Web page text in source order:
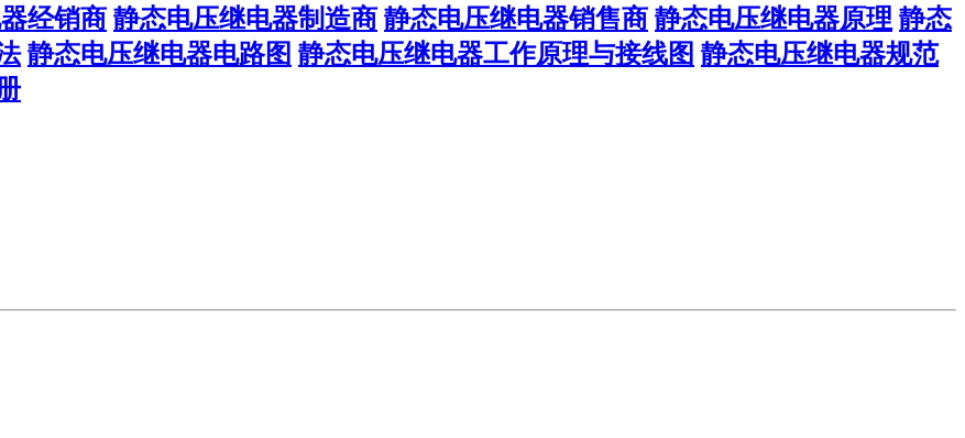
经销商 静态电压继电器制造商 静态电压继电器销售商 静态电压继电器原理 静态
静态电压继电器电路图 静态电压继电器工作原理与接线图 静态电压继电器规范